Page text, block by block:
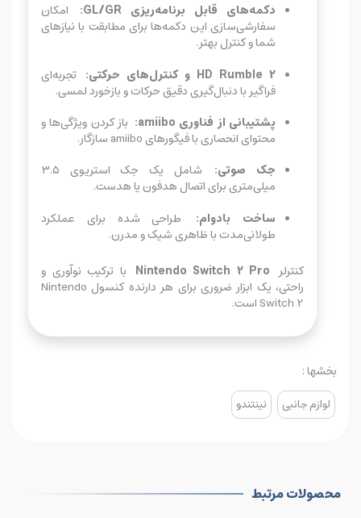
دکمه‌های قابل برنامه‌ریزی GL/GR:
امکان
سفارشی‌سازی این دکمه‌ها برای مطابقت با نیازهای
شما و کنترل بهتر.
HD Rumble 2 و کنترل‌های حرکتی:
تجربه‌ای
فراگیر با دنبال‌گیری دقیق حرکات و بازخورد لمسی.
پشتیبانی از فناوری amiibo:
باز کردن ویژگی‌ها و
محتوای انحصاری با فیگورهای amiibo سازگار.
جک صوتی:
شامل یک جک استریوی ۳.۵
میلی‌متری برای اتصال هدفون یا هدست.
ساخت بادوام:
طراحی شده برای عملکرد
طولانی‌مدت با ظاهری شیک و مدرن.
کنترلر Nintendo Switch 2 Pro با ترکیب نوآوری و
راحتی، یک ابزار ضروری برای هر دارنده کنسول Nintendo
Switch 2 است.
بخشها :
لوازم جانبی نینتندو
محصولات مرتبط